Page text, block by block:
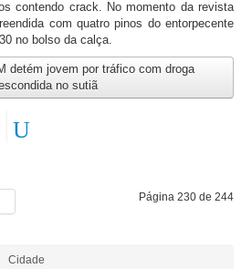
contendo crack. No momento da revista
com quatro pinos do entorpecente
no bolso da calça.
detém jovem por tráfico com droga
no sutiã
Página 230 de 244
Cidade